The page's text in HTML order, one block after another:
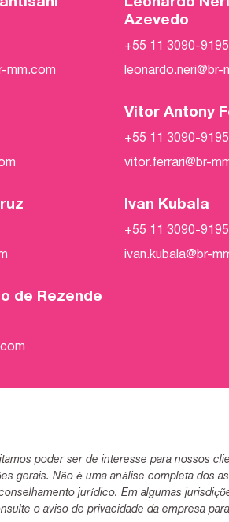
mm.com
Azevedo
+55 11 3090-9195
leonardo.neri@br-
Vitor Antony
+55 11 3090-9195
vitor.ferrari@br-
Ivan Kubala
+55 11 3090-9195
ivan.kubala@br-
de Rezende
poder ser de interesse para nossos
gerais. Não é uma análise completa dos
jurídico. Em algumas
o aviso de privacidade da empresa